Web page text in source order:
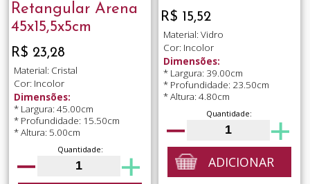
Retangular Arena
45x15,5x5cm
R$ 23,28
Material: Cristal
Cor: Incolor
Dimensões:
* Largura: 45.00cm
* Profundidade: 15.50cm
* Altura: 5.00cm
Quantidade:
R$ 15,52
Material: Vidro
Cor: Incolor
Dimensões:
* Largura: 39.00cm
* Profundidade: 23.50cm
* Altura: 4.80cm
Quantidade:
ADICIONAR